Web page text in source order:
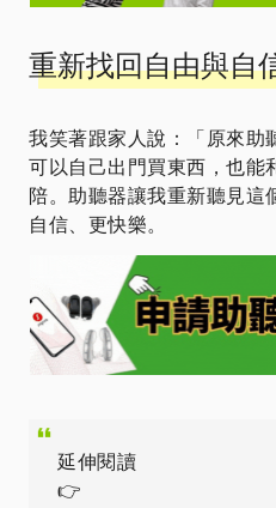
重新找回自由與自
我笑著跟家人說：「原來助
可以自己出門買東西，也能
陪。助聽器讓我重新聽見這
自信、更快樂。
延伸閱讀
👉